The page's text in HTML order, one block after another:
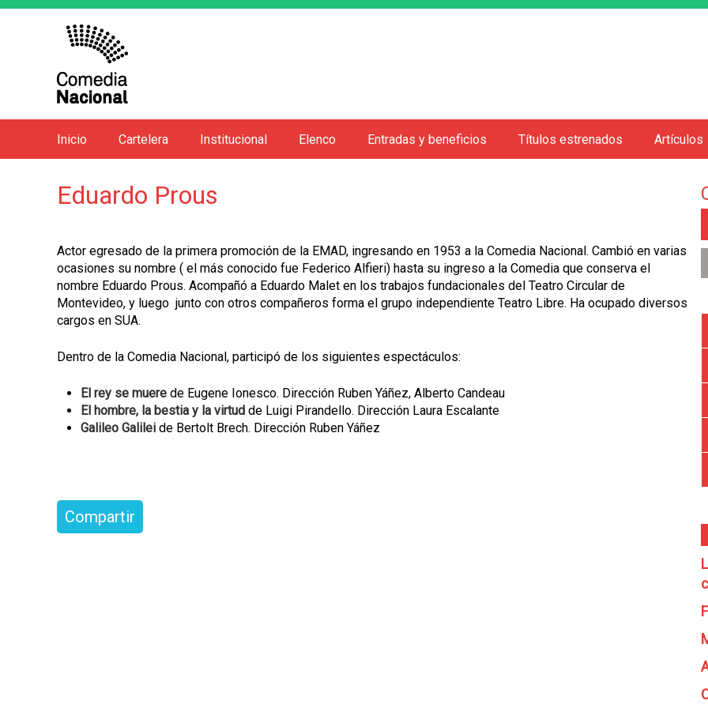
Eduardo Prous
Actor egresado de la primera promoción de la EMAD, ingresando en 1953 a la Comedia Nacional. Cambió en varias
ocasiones su nombre ( el más conocido fue Federico Alfieri) hasta su ingreso a la Comedia que conserva el
nombre Eduardo Prous. Acompañó a Eduardo Malet en los trabajos fundacionales del Teatro Circular de
Montevideo, y luego junto con otros compañeros forma el grupo independiente Teatro Libre. Ha ocupado diversos
cargos en SUA.
Dentro de la Comedia Nacional, participó de los siguientes espectáculos:
El rey se muere de Eugene Ionesco. Dirección Ruben Yáñez, Alberto Candeau
El hombre, la bestia y la virtud de Luigi Pirandello. Dirección Laura Escalante
Galileo Galilei de Bertolt Brech. Dirección Ruben Yáñez
Compartir
n
p
r
i
n
c
i
Inicio Cartelera Institucional Elenco Entradas y beneficios Títulos estrenados Artículos